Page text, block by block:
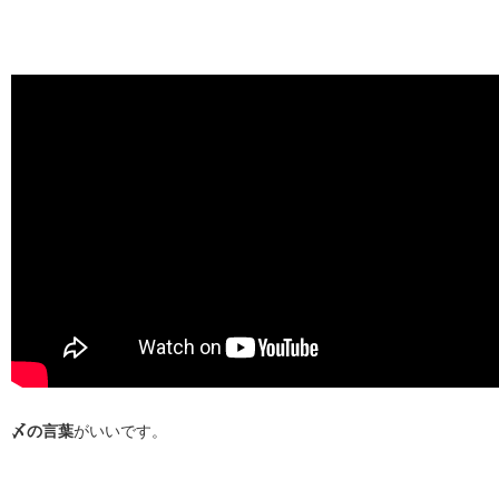
〆の言葉がいいです。